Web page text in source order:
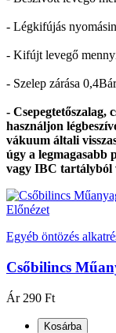
- Légkifújás
- Kifújt levegő
- Szelep zárása
- Csepegtetőszalag,
használjon
vákuum általi
úgy a legmagasabb
vagy IBC tartályból
Előnézet
Egyéb öntözés
Csőbilincs
Ár 290 Ft
Kosárba